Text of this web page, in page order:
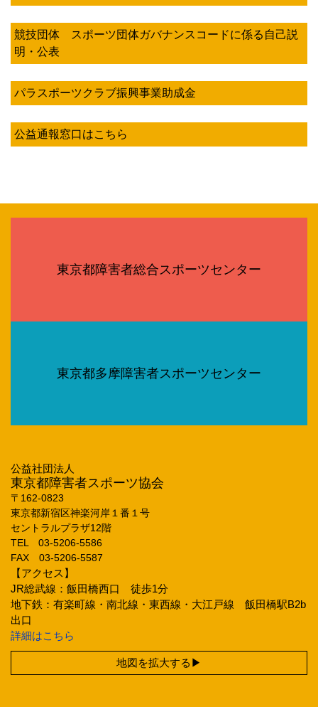
競技団体 スポーツ団体ガバナンスコードに係る自己説
明・公表
パラスポーツクラブ振興事業助成金
公益通報窓口はこちら
東京都障害者総合スポーツセンター
東京都多摩障害者スポーツセンター
公益社団法人
東京都障害者スポーツ協会
〒162‐0823
東京都新宿区神楽河岸１番１号
セントラルプラザ12階
TEL 03‐5206‐5586
FAX 03‐5206‐5587
【アクセス】
JR総武線：飯田橋西口 徒歩1分
地下鉄：有楽町線・南北線・東西線・大江戸線 飯田橋駅B2b
出口
詳細はこちら
地図を拡大する